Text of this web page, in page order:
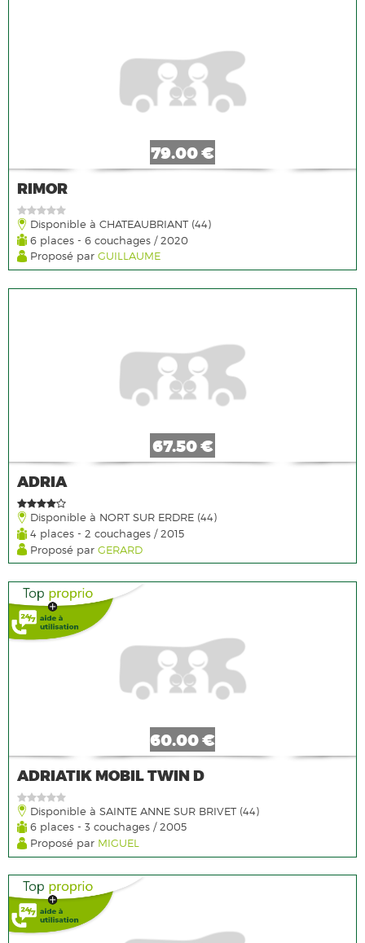
79.00 €
RIMOR
Disponible à CHATEAUBRIANT (44)
6 places - 6 couchages / 2020
Proposé parGUILLAUME
67.50 €
ADRIA
Disponible à NORT SUR ERDRE (44)
4 places - 2 couchages / 2015
Proposé parGERARD
60.00 €
ADRIATIK MOBIL TWIN D
Disponible à SAINTE ANNE SUR BRIVET (44)
6 places - 3 couchages / 2005
Proposé par MIGUEL